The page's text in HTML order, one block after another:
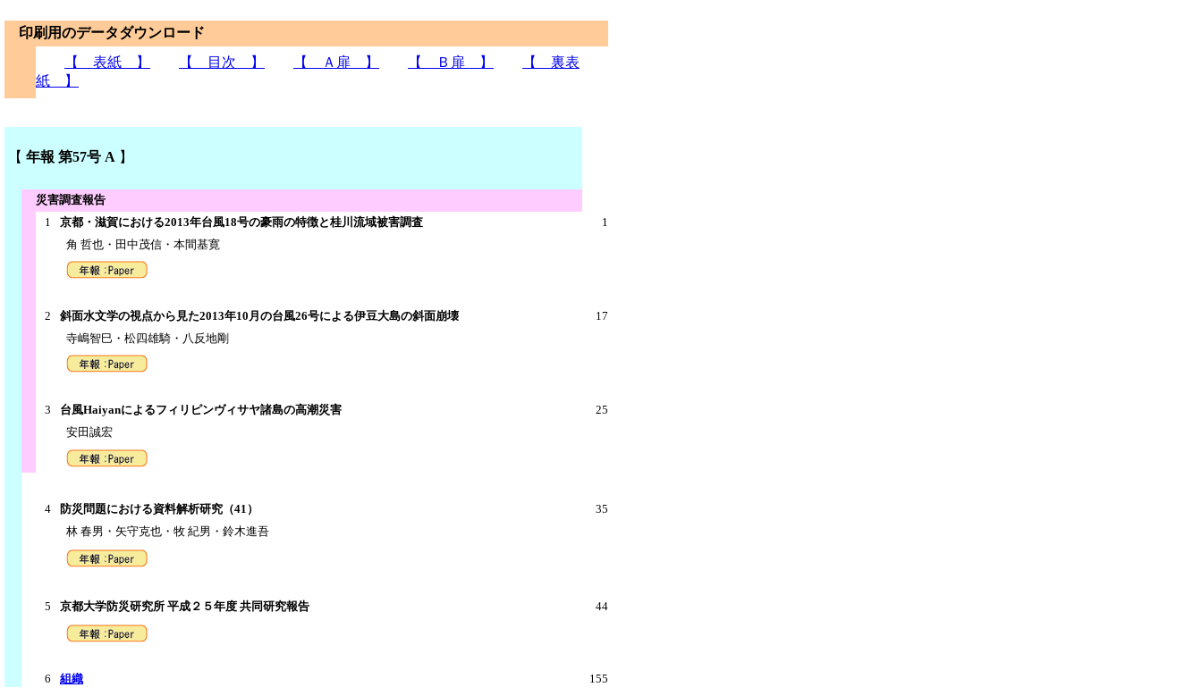
印刷用のデータダウンロード
【 表紙 】
【 目次 】 【 Ａ扉 】 【 Ｂ扉 】
【 裏表
紙 】
【 年報 第57号 A 】
災害調査報告
1
京都・滋賀における2013年台風18号の豪雨の特徴と桂川流域被害調査
1
角 哲也・田中茂信・本間基寛
2 斜面水文学の視点から見た2013年10月の台風26号による伊豆大島の斜面崩壊
17
寺嶋智巳・松四雄騎・八反地剛
3 台風Haiyanによるフィリピンヴィサヤ諸島の高潮災害
25
安田誠宏
4 防災問題における資料解析研究（41）
35
林 春男・矢守克也・牧 紀男・鈴木進吾
5 京都大学防災研究所 平成２５年度 共同研究報告 44
6 組織 155